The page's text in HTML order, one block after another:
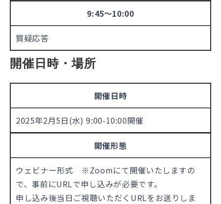
9:45～10:00
質疑応答
開催日時・場所
開催日時
2025年2月5日(水) 9:00-10:00開催
開催形態
ウェビナー形式 ※Zoomにて開催いたしますの
で、事前にURLで申し込みが必要です。
申し込み後当日ご視聴いただくURLをお送りしま